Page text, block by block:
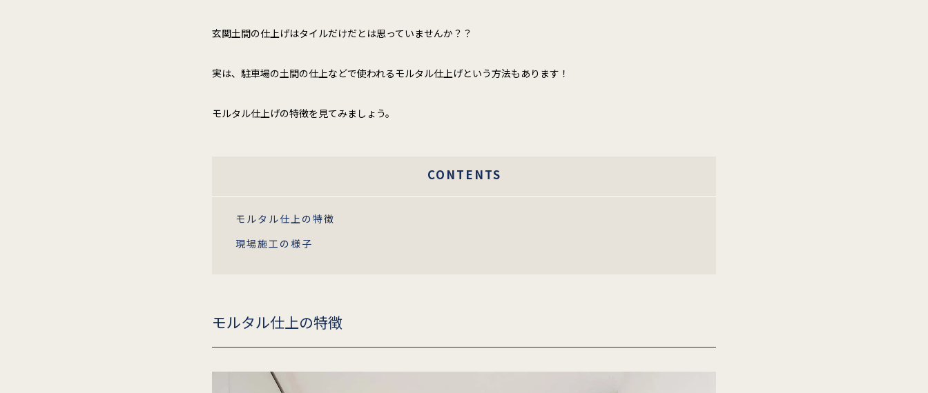
玄関土間の仕上げはタイルだけだとは思っていませんか？？
実は、駐車場の土間の仕上などで使われるモルタル仕上げという方法もあります！
モルタル仕上げの特徴を見てみましょう。
CONTENTS
モルタル仕上の特徴
現場施工の様子
モルタル仕上の特徴